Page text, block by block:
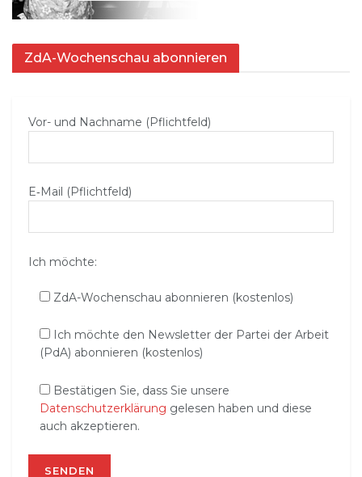
ZdA-Wochenschau abonnieren
Vor- und Nachname (Pflichtfeld)
E‑Mail (Pflichtfeld)
Ich möchte:
ZdA-Wochenschau abonnieren (kostenlos)
Ich möchte den Newsletter der Partei der Arbeit
(PdA) abonnieren (kostenlos)
Bestätigen Sie, dass Sie unsere
Datenschutzerklärung gelesen haben und diese
auch akzeptieren.